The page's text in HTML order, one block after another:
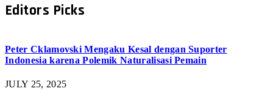
Editors Picks
Peter Cklamovski Mengaku Kesal dengan Suporter
Indonesia karena Polemik Naturalisasi Pemain
JULY 25, 2025